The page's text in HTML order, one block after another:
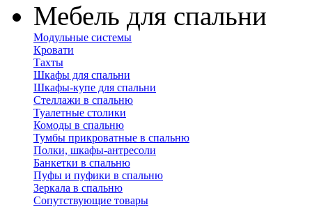
Мебель для спальни
Модульные системы
Кровати
Тахты
Шкафы для спальни
Шкафы-купе для спальни
Стеллажи в спальню
Туалетные столики
Комоды в спальню
Тумбы прикроватные в спальню
Полки, шкафы-антресоли
Банкетки в спальню
Пуфы и пуфики в спальню
Зеркала в спальню
Сопутствующие товары